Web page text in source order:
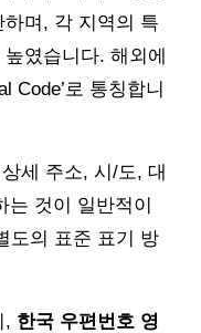
며, 각 지역의 특
였습니다. 해외에
Code’로 통칭합니
세 주소, 시/도, 대
는 것이 일반적이
도의 표준 표기 방
, 한국 우편번호 영